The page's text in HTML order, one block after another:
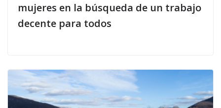
mujeres en la búsqueda de un trabajo
decente para todos